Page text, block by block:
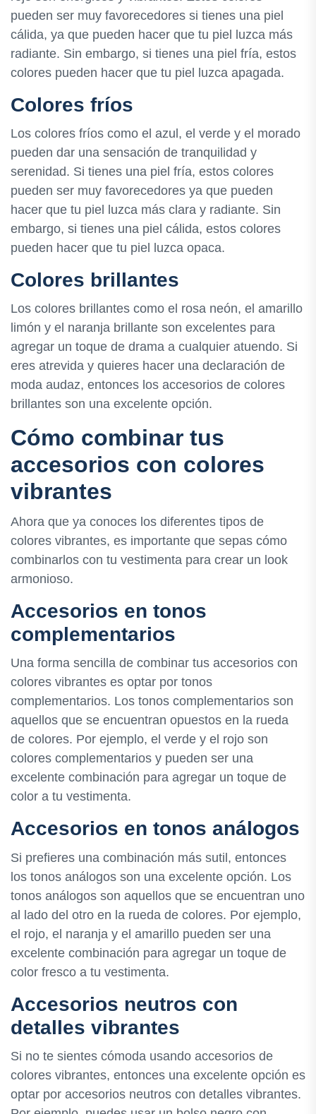
pueden ser muy favorecedores si tienes una piel
cálida, ya que pueden hacer que tu piel luzca más
radiante. Sin embargo, si tienes una piel fría, estos
colores pueden hacer que tu piel luzca apagada.
Colores fríos
Los colores fríos como el azul, el verde y el morado
pueden dar una sensación de tranquilidad y
serenidad. Si tienes una piel fría, estos colores
pueden ser muy favorecedores ya que pueden
hacer que tu piel luzca más clara y radiante. Sin
embargo, si tienes una piel cálida, estos colores
pueden hacer que tu piel luzca opaca.
Colores brillantes
Los colores brillantes como el rosa neón, el amarillo
limón y el naranja brillante son excelentes para
agregar un toque de drama a cualquier atuendo. Si
eres atrevida y quieres hacer una declaración de
moda audaz, entonces los accesorios de colores
brillantes son una excelente opción.
Cómo combinar tus
accesorios con colores
vibrantes
Ahora que ya conoces los diferentes tipos de
colores vibrantes, es importante que sepas cómo
combinarlos con tu vestimenta para crear un look
armonioso.
Accesorios en tonos
complementarios
Una forma sencilla de combinar tus accesorios con
colores vibrantes es optar por tonos
complementarios. Los tonos complementarios son
aquellos que se encuentran opuestos en la rueda
de colores. Por ejemplo, el verde y el rojo son
colores complementarios y pueden ser una
excelente combinación para agregar un toque de
color a tu vestimenta.
Accesorios en tonos análogos
Si prefieres una combinación más sutil, entonces
los tonos análogos son una excelente opción. Los
tonos análogos son aquellos que se encuentran uno
al lado del otro en la rueda de colores. Por ejemplo,
el rojo, el naranja y el amarillo pueden ser una
excelente combinación para agregar un toque de
color fresco a tu vestimenta.
Accesorios neutros con
detalles vibrantes
Si no te sientes cómoda usando accesorios de
colores vibrantes, entonces una excelente opción es
optar por accesorios neutros con detalles vibrantes.